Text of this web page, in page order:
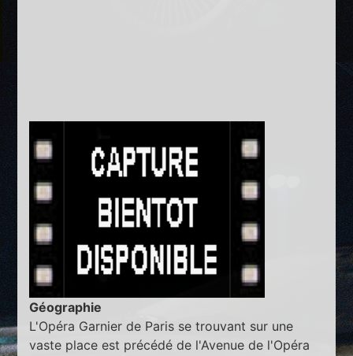
Géographie
L'Opéra Garnier de Paris se trouvant sur une
vaste place est précédé de l'Avenue de l'Opéra